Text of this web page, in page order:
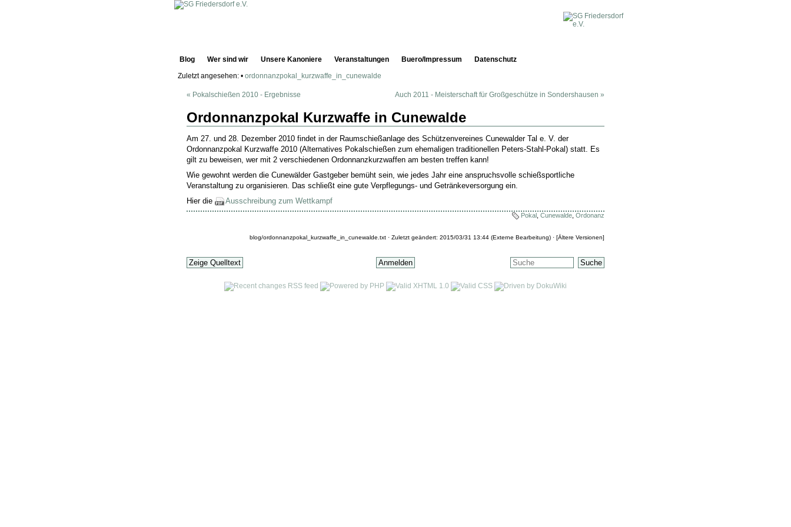
Blog Wer sind wir Unsere Kanoniere Veranstaltungen Buero/Impressum
Datenschutz
Zuletzt angesehen: • ordonnanzpokal_kurzwaffe_in_cunewalde
« Pokalschießen 2010 - Ergebnisse Auch 2011 - Meisterschaft für Großgeschütze in Sondershausen »
Ordonnanzpokal Kurzwaffe in Cunewalde
Am 27. und 28. Dezember 2010 findet in der Raumschießanlage des Schützenvereines Cunewalder Tal e. V. der
Ordonnanzpokal Kurzwaffe 2010 (Alternatives Pokalschießen zum ehemaligen traditionellen Peters-Stahl-Pokal) statt. Es
gilt zu beweisen, wer mit 2 verschiedenen Ordonnanzkurzwaffen am besten treffen kann!
Wie gewohnt werden die Cunewälder Gastgeber bemüht sein, wie jedes Jahr eine anspruchsvolle schießsportliche
Veranstaltung zu organisieren. Das schließt eine gute Verpflegungs- und Getränkeversorgung ein.
Hier die
Ausschreibung zum Wettkampf
Pokal Cunewalde Ordonanz
blog/ordonnanzpokal_kurzwaffe_in_cunewalde.txt · Zuletzt geändert: 2015/03/31 13:44 (Externe Bearbeitung) · [Ältere Versionen]
Zeige Quelltext Anmelden Suche